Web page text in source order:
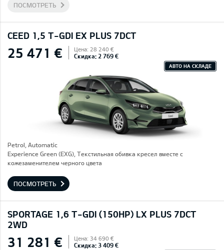
ПОСМОТРЕТЬ
CEED 1,5 T-GDI EX PLUS 7DCT
25 471 € Цена: 28 240 €
Скидка: 2 769 €
АВТО НА СКЛАДЕ
Petrol, Automatic
Experience Green (EXG), Текстильная обивка кресел вместе с
кожезаменителем черного цвета
ПОСМОТРЕТЬ
SPORTAGE 1,6 T-GDI (150HP) LX PLUS 7DCT
2WD
31 281 € Цена: 34 690 €
Скидка: 3 409 €